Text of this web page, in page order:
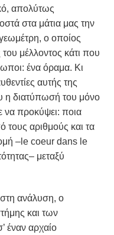
απολύτως
στα μάτια μας την
ο οποίος
μέλλοντος κάτι που
ένα όραμα. Κι
αυτής της
η διατύπωσή του μόνο
προκύψει: ποια
τους αριθμούς και τα
–le coeur dans le
μεταξύ
ανάλυση, ο
και των
έναν αρχαίο